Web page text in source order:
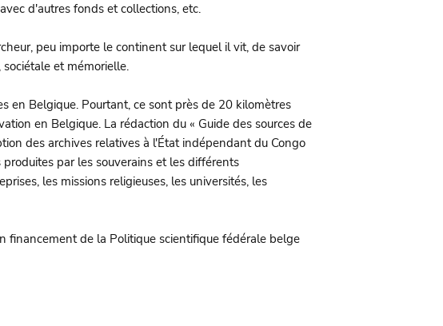
d'autres fonds et collections, etc.
peu importe le continent sur lequel il vit, de savoir
et mémorielle.
en Belgique. Pourtant, ce sont près de 20 kilomètres
en Belgique. La rédaction du « Guide des sources de
des archives relatives à l'État indépendant du Congo
par les souverains et les différents
les missions religieuses, les universités, les
financement de la Politique scientifique fédérale belge